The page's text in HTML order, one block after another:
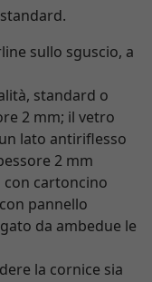
sullo sguscio, a
standard o
2 mm; il vetro
lato antiriflesso
2 mm
con cartoncino
pannello
da ambedue le
la cornice sia